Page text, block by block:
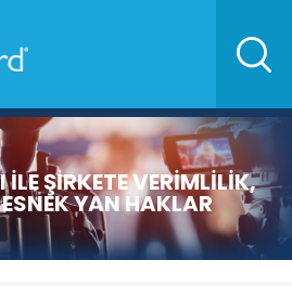
İLE ŞİRKETE VERİMLİLİK,
YAN HAKLAR